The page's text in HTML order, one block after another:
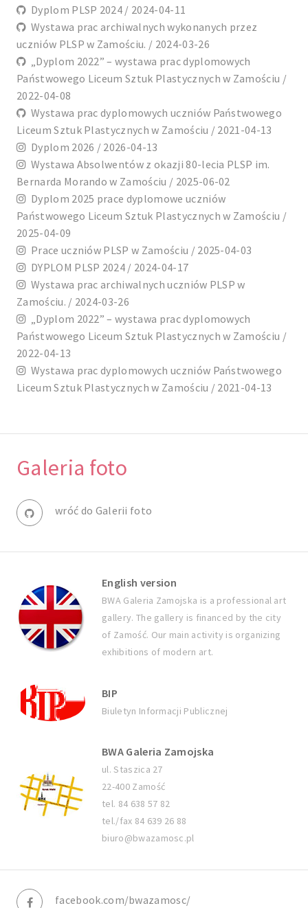
Dyplom PLSP 2024 / 2024-04-11
Wystawa prac archiwalnych wykonanych przez
uczniów PLSP w Zamościu. / 2024-03-26
„Dyplom 2022” – wystawa prac dyplomowych
Państwowego Liceum Sztuk Plastycznych w Zamościu /
2022-04-08
Wystawa prac dyplomowych uczniów Państwowego
Liceum Sztuk Plastycznych w Zamościu / 2021-04-13
Dyplom 2026 / 2026-04-13
Wystawa Absolwentów z okazji 80-lecia PLSP im.
Bernarda Morando w Zamościu / 2025-06-02
Dyplom 2025 prace dyplomowe uczniów
Państwowego Liceum Sztuk Plastycznych w Zamościu /
2025-04-09
Prace uczniów PLSP w Zamościu / 2025-04-03
DYPLOM PLSP 2024 / 2024-04-17
Wystawa prac archiwalnych uczniów PLSP w
Zamościu. / 2024-03-26
„Dyplom 2022” – wystawa prac dyplomowych
Państwowego Liceum Sztuk Plastycznych w Zamościu /
2022-04-13
Wystawa prac dyplomowych uczniów Państwowego
Liceum Sztuk Plastycznych w Zamościu / 2021-04-13
Galeria foto
wróć do Galerii foto
English version
BWA Galeria Zamojska is a professional art
gallery. The gallery is financed by the city
of Zamość. Our main activity is organizing
exhibitions of modern art.
BIP
Biuletyn Informacji Publicznej
BWA Galeria Zamojska
ul. Staszica 27
22-400 Zamość
tel. 84 638 57 82
tel./fax 84 639 26 88
biuro@bwazamosc.pl
facebook.com/bwazamosc/